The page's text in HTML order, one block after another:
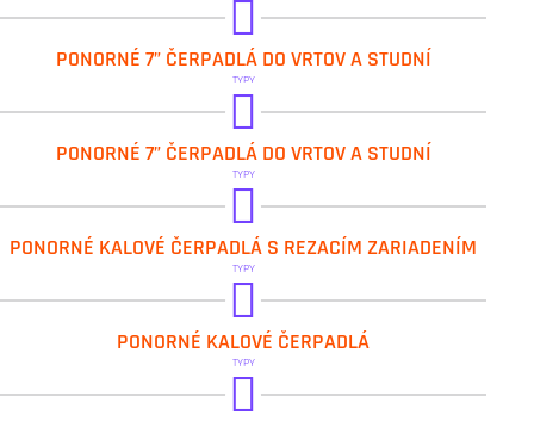
PONORNÉ 7” ČERPADLÁ DO VRTOV A STUDNÍ
TYPY
PONORNÉ 7” ČERPADLÁ DO VRTOV A STUDNÍ
TYPY
PONORNÉ KALOVÉ ČERPADLÁ S REZACÍM ZARIADENÍM
TYPY
PONORNÉ KALOVÉ ČERPADLÁ
TYPY